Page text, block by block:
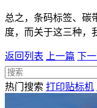
总之，条码标签、碳
度，而关于这三种，
返回列表 上一篇 下
热门搜索 打印贴标机